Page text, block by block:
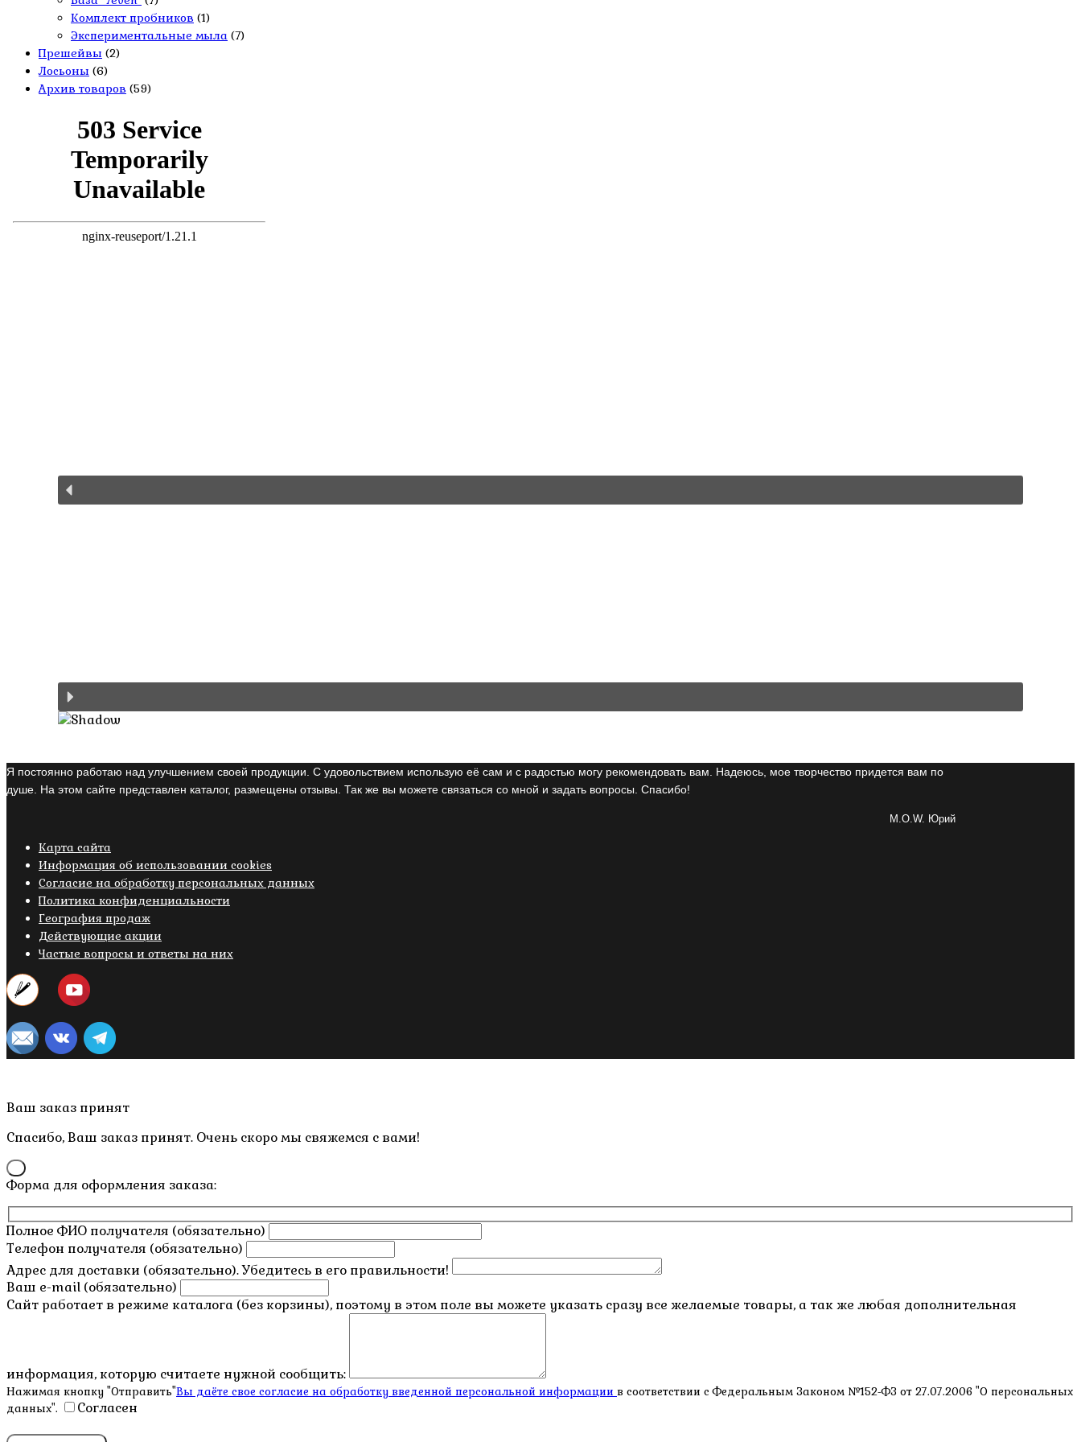
Комплект пробников (1)
Экспериментальные мыла (7)
Прешейвы (2)
Лосьоны (6)
Архив товаров (59)
Я постоянно работаю над улучшением своей продукции. С удовольствием использую её сам и с радостью могу рекомендовать вам. Надеюсь, мое творчество придется вам по
душе. На этом сайте представлен каталог, размещены отзывы. Так же вы можете связаться со мной и задать вопросы. Спасибо!
M.O.W. Юрий
Карта сайта
Информация об использовании cookies
Cогласие на обработку персональных данных
Политика конфиденциальности
География продаж
Действующие акции
Частые вопросы и ответы на них
Пролистать
Ваш заказ принят
Спасибо, Ваш заказ принят. Очень скоро мы свяжемся с вами!
Форма для оформления заказа:
Полное ФИО получателя (обязательно)
Телефон получателя (обязательно)
Адрес для доставки (обязательно). Убедитесь в его правильности!
Ваш e-mail (обязательно)
Сайт работает в режиме каталога (без корзины), поэтому в этом поле вы можете указать сразу все желаемые товары, а так же любая дополнительная
информация, которую считаете нужной сообщить:
Нажимая кнопку "Отправить"Вы даёте свое согласие на обработку введенной персональной информации в соответствии с Федеральным Законом №152-ФЗ от 27.07.2006 "О персональных
данных".
Согласен